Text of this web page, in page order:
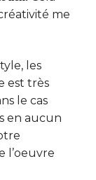
me
les
est très
le cas
en aucun
l’oeuvre